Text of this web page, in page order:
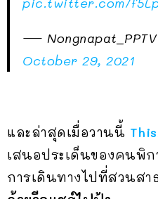
— Nongnapat_PPTV
October 29, 2021
และล่าสุดเมื่อวานนี้
เสนอประเด็นของคนพิ
การเดินทางไปที่สวนส